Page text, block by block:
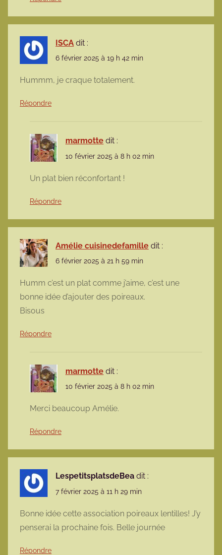
ISCA dit :
6 février 2025 à 19 h 42 min
Hummm, je craque totalement.
Répondre
marmotte dit :
10 février 2025 à 8 h 02 min
Un plat bien réconfortant !
Répondre
Amélie cuisinedefamille dit :
6 février 2025 à 21 h 59 min
Humm c’est un plat comme j’aime, c’est une
bonne idée d’ajouter des poireaux.
Bisous
Répondre
marmotte dit :
10 février 2025 à 8 h 02 min
Merci beaucoup Amélie.
Répondre
LespetitsplatsdeBea dit :
7 février 2025 à 11 h 29 min
Bonne idée cette association poireaux lentilles! J’y
penserai la prochaine fois. Belle journée
Répondre